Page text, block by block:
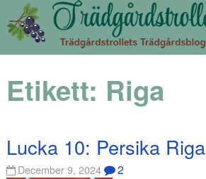
Etikett: Riga
Lucka 10: Persika Riga
December 9, 2024 2